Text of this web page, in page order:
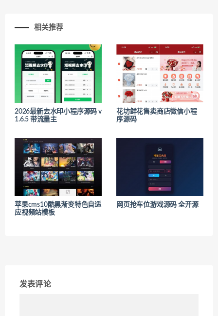
相关推荐
2026最新去水印小程序源码 v
1.6.5 带流量主
花坊鲜花售卖商店微信小程
序源码
苹果cms10酷黑渐变特色自适
应视频站模板
网页抢车位游戏源码 全开源
发表评论